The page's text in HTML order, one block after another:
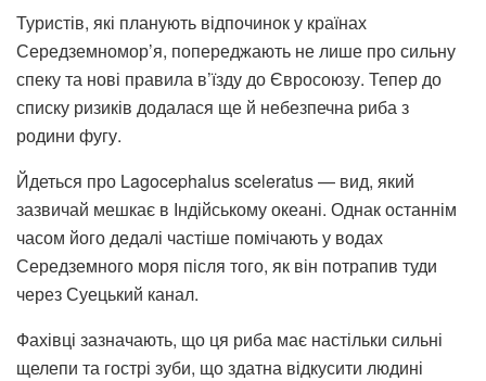
Туристів, які планують відпочинок у країнах
Середземномор’я, попереджають не лише про сильну
спеку та нові правила в’їзду до Євросоюзу. Тепер до
списку ризиків додалася ще й небезпечна риба з
родини фугу.
Йдеться про Lagocephalus sceleratus — вид, який
зазвичай мешкає в Індійському океані. Однак останнім
часом його дедалі частіше помічають у водах
Середземного моря після того, як він потрапив туди
через Суецький канал.
Фахівці зазначають, що ця риба має настільки сильні
щелепи та гострі зуби, що здатна відкусити людині